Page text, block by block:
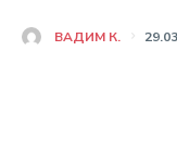
ВАДИМ К.